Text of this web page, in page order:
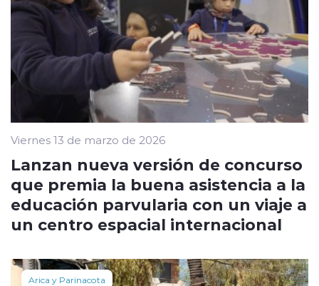
Viernes 13 de marzo de 2026
Lanzan nueva versión de concurso
que premia la buena asistencia a la
educación parvularia con un viaje a
un centro espacial internacional
Arica y Parinacota